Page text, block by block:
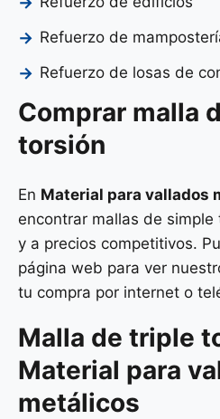
Refuerzo de
Refuerzo de losas de
Comprar malla
torsión
En Material para vallados
encontrar mallas de
y a precios competitivos.
página web para ver
tu compra por internet o
Malla de triple
Material para
metálicos